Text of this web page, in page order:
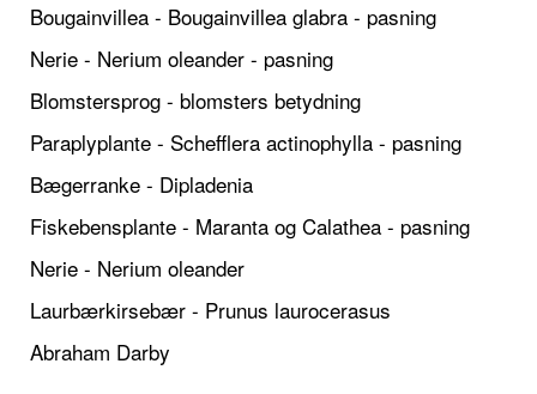
Bougainvillea - Bougainvillea glabra - pasning
Nerie - Nerium oleander - pasning
Blomstersprog - blomsters betydning
Paraplyplante - Schefflera actinophylla - pasning
Bægerranke - Dipladenia
Fiskebensplante - Maranta og Calathea - pasning
Nerie - Nerium oleander
Laurbærkirsebær - Prunus laurocerasus
Abraham Darby